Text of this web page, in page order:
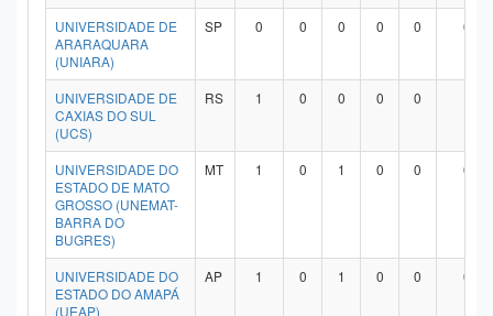
UNIVERSIDADE DE
ARARAQUARA
(UNIARA)
SP 0 0 0 0 0 0
UNIVERSIDADE DE
CAXIAS DO SUL
(UCS)
RS 1 0 0 0 0
UNIVERSIDADE DO
ESTADO DE MATO
GROSSO (UNEMAT-
BARRA DO
BUGRES)
MT 1 0 1 0 0 0
UNIVERSIDADE DO
ESTADO DO AMAPÁ
(UEAP)
AP 1 0 1 0 0 0